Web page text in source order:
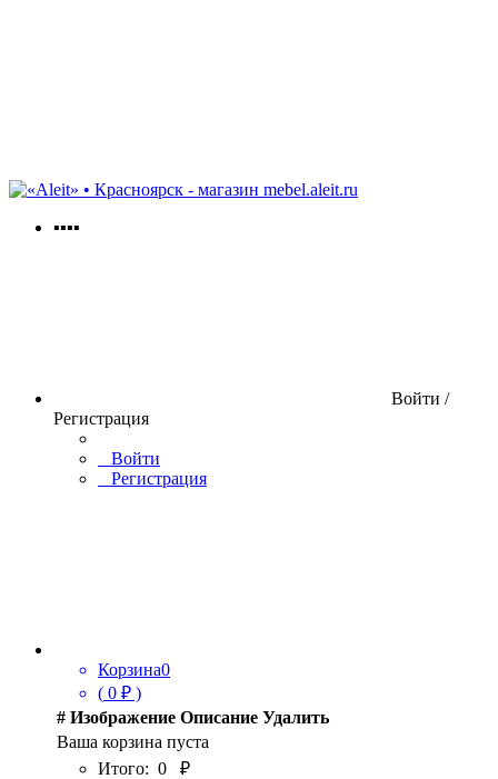
mebel.aleit.ru
▪▪▪▪
Войти /
Регистрация
Войти
Регистрация
Корзина0
( 0 ₽ )
# Изображение Описание Удалить
Ваша корзина пуста
Итого: 0
₽